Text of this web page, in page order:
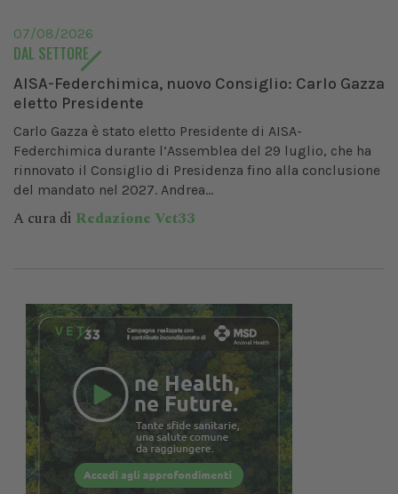
07/08/2026
DAL SETTORE
AISA-Federchimica, nuovo Consiglio: Carlo Gazza
eletto Presidente
Carlo Gazza è stato eletto Presidente di AISA-
Federchimica durante l’Assemblea del 29 luglio, che ha
rinnovato il Consiglio di Presidenza fino alla conclusione
del mandato nel 2027. Andrea...
A cura di Redazione Vet33